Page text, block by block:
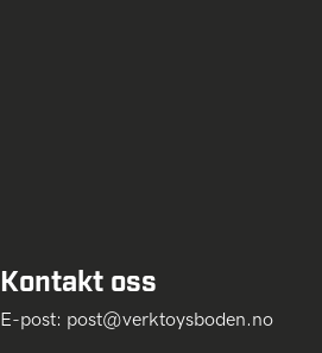
Kontakt oss
E-post: post@verktoysboden.no